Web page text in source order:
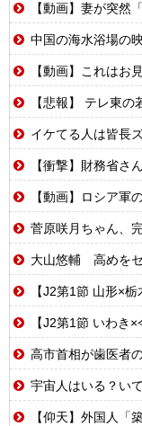
【動画】妻が突然「社長息子との子
中国の海水浴場の
【動画】これはお
【悲報】 テレ東の若手女子アナ「国
イケてる人は皆長ズボン履いてる
【衝撃】財務省さん、
【動画】ロシア軍の
菅原咲月ちゃん、
大山悠輔 高めを
【J2第1節 山形×栃木C】山形は百
【J2第1節 いわき×今治】いわき
高市首相が歯医者の治療を受けた件を
宇宙人はいる？いて座の方角から72秒間捉えた
【仰天】外国人「築地の大